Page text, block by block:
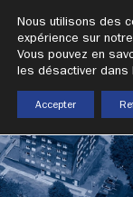
addrn
Nous utilisons des
expérience sur
Vous pouvez en
les désactiver dans
Accepter